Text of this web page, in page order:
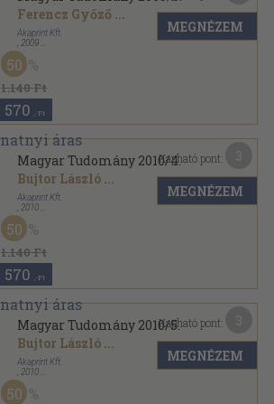
Ferencz Győző ...
Akaprint Kft.
2009
Ragasztott papírkötés
Magyar Tudomány sorozat
1.140 Ft
50
570 ,-Ft
MEGNÉZEM
Magyar Tudomány 2010/4.
Bujtor László ...
Akaprint Kft.
2010
Ragasztott papírkötés
Magyar Tudomány sorozat
1.140 Ft
50
570 ,-Ft
Kapható pont:
MEGNÉZEM
Magyar Tudomány 2010/5.
Bujtor László ...
Akaprint Kft.
2010
Ragasztott papírkötés
Magyar Tudomány sorozat
50
Kapható pont:
MEGNÉZEM